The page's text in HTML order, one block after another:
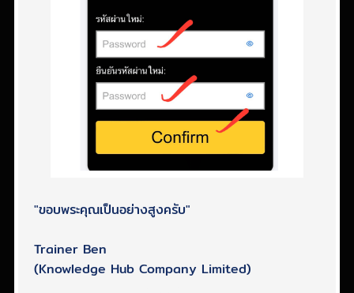
"ขอบพระคุณเป็นอย่างสูงครับ"
Trainer Ben
(Knowledge Hub Company Limited)